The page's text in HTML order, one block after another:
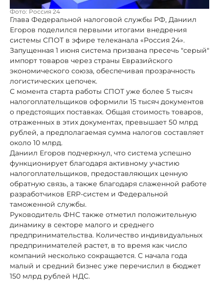
Фото: Россия 24
Глава Федеральной налоговой службы РФ, Даниил
Егоров поделился первыми итогами внедрения
системы СПОТ в эфире телеканала «Россия 24».
Запущенная 1 июня система призвана пресечь "серый"
импорт товаров через страны Евразийского
экономического союза, обеспечивая прозрачность
логистических цепочек.
С момента старта работы СПОТ уже более 5 тысяч
налогоплательщиков оформили 15 тысяч документов
о предстоящих поставках. Общая стоимость товаров,
отраженных в этих документах, превышает 50 млрд
рублей, а предполагаемая сумма налогов составляет
около 10 млрд.
Даниил Егоров подчеркнул, что система успешно
функционирует благодаря активному участию
налогоплательщиков, предоставляющих ценную
обратную связь, а также благодаря слаженной работе
разработчиков ERP-систем и Федеральной
таможенной службы.
Руководитель ФНС также отметил положительную
динамику в секторе малого и среднего
предпринимательства. Количество индивидуальных
предпринимателей растет, в то время как число
компаний несколько сокращается. С начала года
малый и средний бизнес уже перечислил в бюджет
150 млрд рублей НДС.